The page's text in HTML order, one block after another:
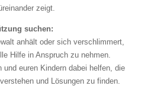
zeigt.
suchen:
anhält oder sich verschlimmert,
Hilfe in Anspruch zu nehmen.
und euren Kindern dabei helfen, die
und Lösungen zu finden.